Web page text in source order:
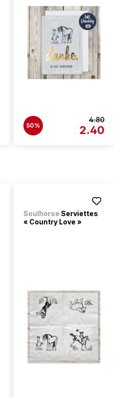
50%
4.80
2.40
Soulhorse Serviettes
« Country Love »